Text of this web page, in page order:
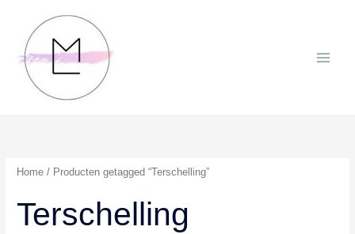
inhoud
Home / Producten getagged “Terschelling”
Terschelling